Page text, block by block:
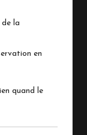
de la
en
quand le